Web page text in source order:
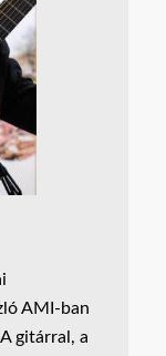
AMI-ban
gitárral, a